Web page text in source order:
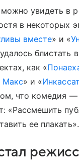
увидеть в
в некоторых
вместе» и «
блистать
как «
Макс» и «
что комедия —
«Рассмешить
ее плакать».